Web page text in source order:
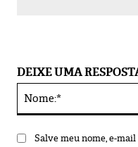
DEIXE UMA
Salve meu nome, e-